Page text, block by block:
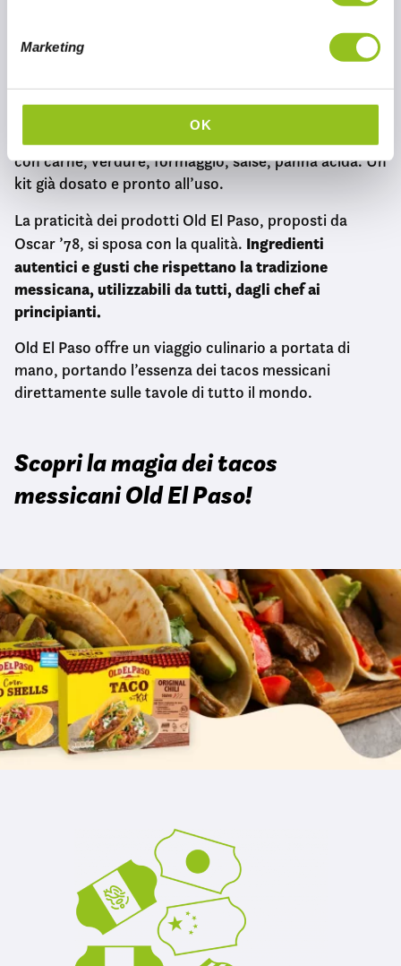
n
Marketing
OK
Taco Kit Old El Paso
IlTaco Kit Old El Paso, distribuito da Oscar ’78, è un
kit per la preparazione di deliziosi Tacos:
fritte di mais, tipiche della cucina Tex-Mex, da farcire
con carne, verdure, formaggio, salse, panna acida. Un
kit già dosato e pronto all’uso.
La praticità dei prodotti Old El Paso, proposti da
Oscar ’78, si sposa con la qualità. Ingredienti
autentici e gusti che rispettano la tradizione
messicana, utilizzabili da tutti, dagli chef ai
principianti.
Old El Paso offre un viaggio culinario a portata di
mano, portando l’essenza dei tacos messicani
direttamente sulle tavole di tutto il mondo.
Scopri la magia dei tacos
messicani Old El Paso!